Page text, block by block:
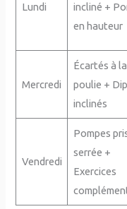
Lundi
incliné +
en hauteur
Mercredi
Écartés à la
poulie +
inclinés
Vendredi
Pompes
serrée +
Exercices